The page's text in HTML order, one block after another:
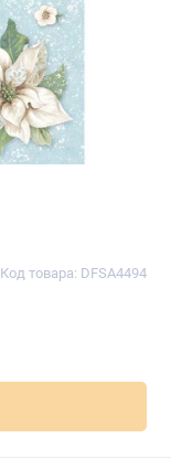
Код товара: DFSA4494